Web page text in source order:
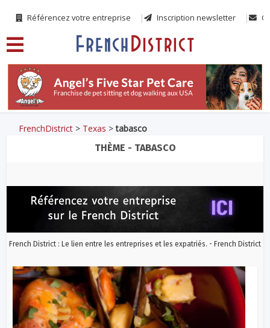
Référencez votre entreprise Inscription newsletter
FrenchDistrict > Texas >tabasco
THÈME - TABASCO
French District : Le lien entre les entreprises et les expatriés. - French District